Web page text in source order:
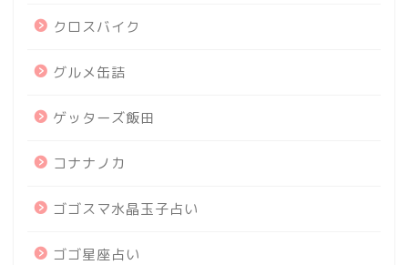
クロスバイク
グルメ缶詰
ゲッターズ飯田
コナナノカ
ゴゴスマ水晶玉子占い
ゴゴ星座占い